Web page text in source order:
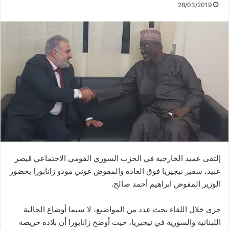
28/03/2019
إلتقى عميد الخارجية في الحزب السوري القومي الاجتماعي قيصر
عبيد، سفير نيجيريا فوق العادة والمفوض غوني مودو زانابورا بحضور
الوزير المفوض ابراهيم أحمد صالح.
جرى خلال اللقاء بحث عدد من المواضيع، لا سيما أوضاع الجالية
اللبنانية والسورية في نيجيريا، حيث أوضح زانابورا أن بلاده حريصة